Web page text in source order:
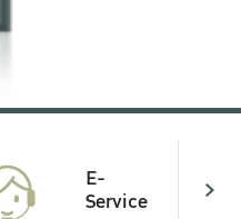
E-
Service